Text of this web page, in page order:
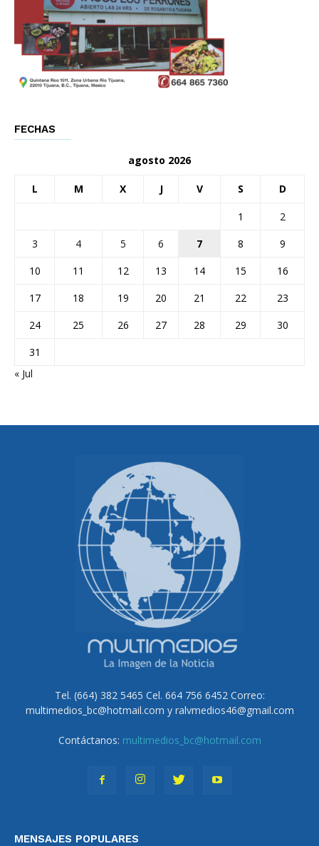
FECHAS
agosto 2026
L M X J V S D
1
2
3
4 5 6 7 8
9
10
11 12 13 14 15
16
17
18 19 20 21 22
23
24
25 26 27 28 29
30
31
« Jul
Tel. (664) 382 5465 Cel. 664 756 6452 Correo:
multimedios_bc@hotmail.com y ralvmedios46@gmail.com
Contáctanos: multimedios_bc@hotmail.com
MENSAJES POPULARES